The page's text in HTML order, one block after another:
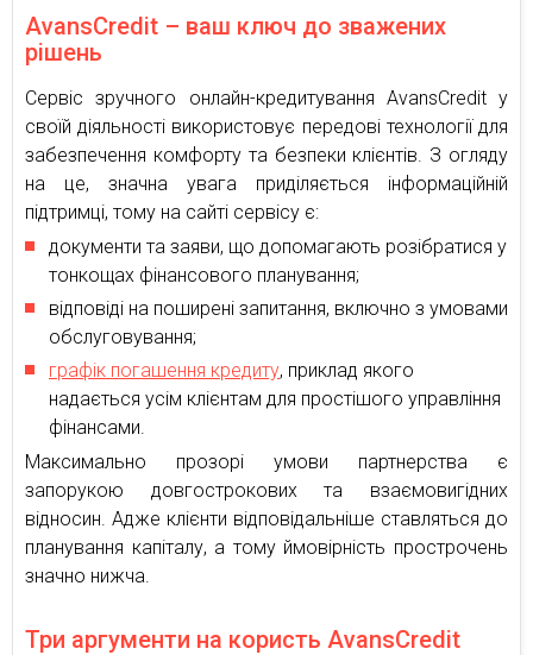
AvansCredit – ваш ключ до зважених
рішень
Сервіс зручного онлайн-кредитування AvansCredit у
своїй діяльності використовує передові технології для
забезпечення комфорту та безпеки клієнтів. З огляду
на це, значна увага приділяється інформаційній
підтримці, тому на сайті сервісу є:
документи та заяви, що допомагають розібратися у
тонкощах фінансового планування;
відповіді на поширені запитання, включно з умовами
обслуговування;
графік погашення кредиту, приклад якого
надається усім клієнтам для простішого управління
фінансами.
Максимально прозорі умови партнерства є
запорукою довгострокових та взаємовигідних
відносин. Адже клієнти відповідальніше ставляться до
планування капіталу, а тому ймовірність прострочень
значно нижча.
Три аргументи на користь AvansCredit